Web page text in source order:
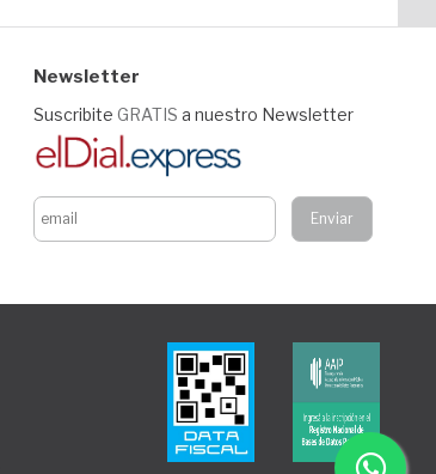
Newsletter
Suscribite GRATIS a nuestro Newsletter